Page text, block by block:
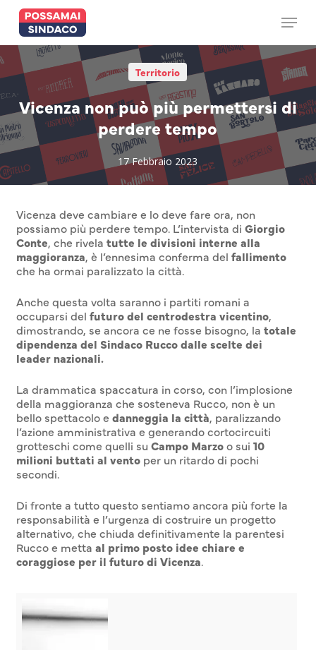
main
content
Menu
Territorio
Vicenza non può più permettersi di
perdere tempo
17 Febbraio 2023
Vicenza deve cambiare e lo deve fare ora, non
possiamo più perdere tempo. L’intervista di Giorgio
Conte, che rivela tutte le divisioni interne alla
maggioranza, è l’ennesima conferma del fallimento
che ha ormai paralizzato la città.
Anche questa volta saranno i partiti romani a
occuparsi del futuro del centrodestra vicentino,
dimostrando, se ancora ce ne fosse bisogno, la totale
dipendenza del Sindaco Rucco dalle scelte dei
leader nazionali.
La drammatica spaccatura in corso, con l’implosione
della maggioranza che sosteneva Rucco, non è un
bello spettacolo e danneggia la città, paralizzando
l’azione amministrativa e generando cortocircuiti
grotteschi come quelli su Campo Marzoo sui 10
milioni buttati al ventoper un ritardo di pochi
secondi.
Di fronte a tutto questo sentiamo ancora più forte la
responsabilità e l’urgenza di costruire un progetto
alternativo, che chiuda definitivamente la parentesi
Rucco e metta al primo posto idee chiare e
coraggiose per il futuro di Vicenza.